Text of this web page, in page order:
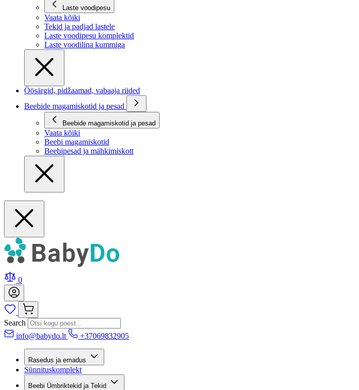
Laste voodipesu
Vaata kõiki
Tekid ja padjad lastele
Laste voodipesu komplektid
Laste voodilina kummiga
Öösärgid, pidžaamad, vabaaja riided
Beebide magamiskotid ja pesad
Beebide magamiskotid ja pesad
Vaata kõiki
Beebi magamiskotid
Beebipesad ja mähkimiskott
0
Search
info@babydo.lt
+37069832905
Rasedus ja emadus
Sünnituskomplekt
Beebi Ümbriktekid ja Tekid